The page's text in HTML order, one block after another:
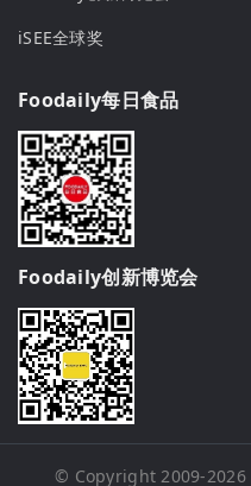
iSEE全球奖
Foodaily每日食品
Foodaily创新博览会
© Copyright 2009-2026